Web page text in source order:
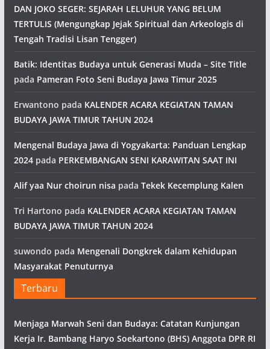
DAN JOKO SEGER: SEJARAH LELUHUR YANG BELUM
TERTULIS (Mengungkap Jejak Spiritual dan Arkeologis di
Tengah Tradisi Lisan Tengger)
Batik: Identitas Budaya untuk Generasi Muda – Site Title
pada Pameran Foto Seni Budaya Jawa Timur 2025
Erwantono pada KALENDER ACARA KEGIATAN TAMAN
BUDAYA JAWA TIMUR TAHUN 2024
Mengenal Budaya Jawa di Yogyakarta: Panduan Lengkap
2024pada PERKEMBANGAN SENI KARAWITAN SAAT INI
Alif yaa Nur choirun nisa pada Tekek Kecemplung Kalen
Tri Hartono pada KALENDER ACARA KEGIATAN TAMAN
BUDAYA JAWA TIMUR TAHUN 2024
suwondo pada Mengenali Dongkrek dalam Kehidupan
Masyarakat Penuturnya
Terbaru
Menjaga Marwah Seni dan Budaya: Catatan Kunjungan
Kerja Ir. Bambang Haryo Soekartono (BHS) Anggota DPR RI